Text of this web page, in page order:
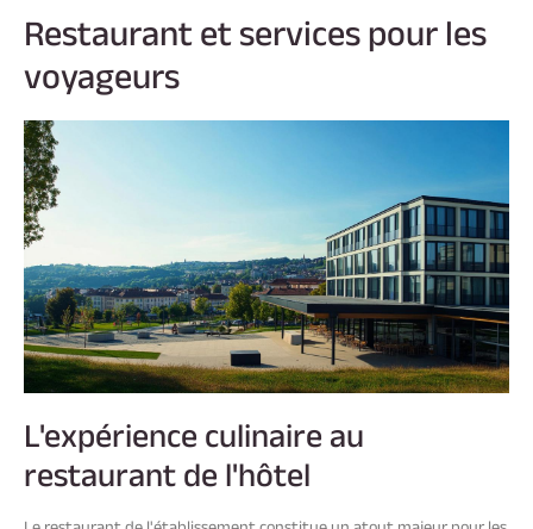
Restaurant et services pour les
voyageurs
L'expérience culinaire au
restaurant de l'hôtel